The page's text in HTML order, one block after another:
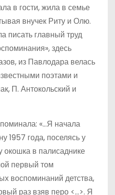
в гости, жила в семье
внучек Риту и Олю.
писать главный труд
здесь
из Павлодара велась
поэтами и
П. Антокольский и
«…Я начала
1957 года, поселясь у
в палисаднике
первый том
воспоминаний детства,
раз взяв перо <…>. Я